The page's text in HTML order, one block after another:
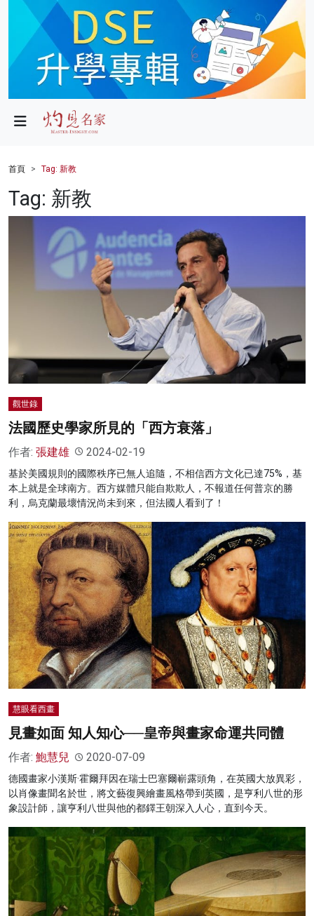
政局
財經
健康
商業
灼見活動
首頁 Tag: 新教
Tag: 新教
觀世錄
法國歷史學家所見的「西方衰落」
作者: 張建雄 2024-02-19
基於美國規則的國際秩序已無人追隨，不相信西方文化已達75%，基
本上就是全球南方。西方媒體只能自欺欺人，不報道任何普京的勝
利，烏克蘭最壞情況尚未到來，但法國人看到了！
慧眼看西畫
見畫如面 知人知心──皇帝與畫家命運共同體
作者: 鮑慧兒 2020-07-09
德國畫家小漢斯·霍爾拜因在瑞士巴塞爾嶄露頭角，在英國大放異彩，
以肖像畫聞名於世，將文藝復興繪畫風格帶到英國，是亨利八世的形
象設計師，讓亨利八世與他的都鐸王朝深入人心，直到今天。